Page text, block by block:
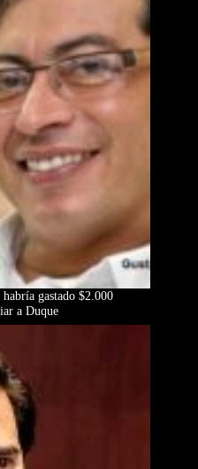
gastado $2.000
a Duque